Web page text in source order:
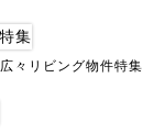
広々リビング物件特集